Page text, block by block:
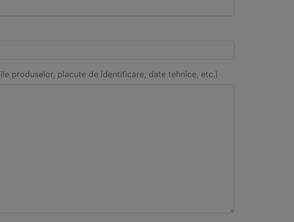
produselor, placute de identificare, date tehnice, etc.)